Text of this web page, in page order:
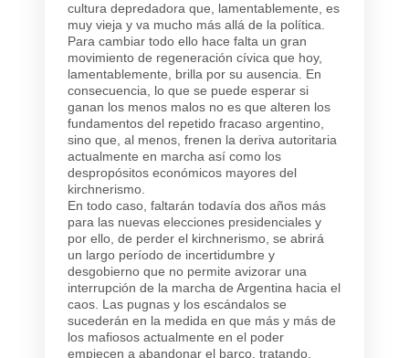
cultura depredadora que, lamentablemente, es
muy vieja y va mucho más allá de la política.
Para cambiar todo ello hace falta un gran
movimiento de regeneración cívica que hoy,
lamentablemente, brilla por su ausencia. En
consecuencia, lo que se puede esperar si
ganan los menos malos no es que alteren los
fundamentos del repetido fracaso argentino,
sino que, al menos, frenen la deriva autoritaria
actualmente en marcha así como los
despropósitos económicos mayores del
kirchnerismo.
En todo caso, faltarán todavía dos años más
para las nuevas elecciones presidenciales y
por ello, de perder el kirchnerismo, se abrirá
un largo período de incertidumbre y
desgobierno que no permite avizorar una
interrupción de la marcha de Argentina hacia el
caos. Las pugnas y los escándalos se
sucederán en la medida en que más y más de
los mafiosos actualmente en el poder
empiecen a abandonar el barco, tratando,